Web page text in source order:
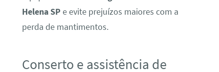
Helena SP e evite prejuízos maiores com a
perda de mantimentos.
Conserto e assistência de